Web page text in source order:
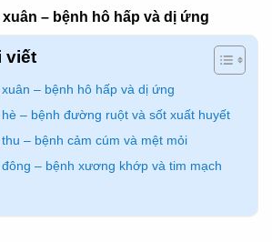
– bệnh hô hấp và dị ứng
viết
– bệnh hô hấp và dị ứng
– bệnh đường ruột và sốt xuất huyết
– bệnh cảm cúm và mệt mỏi
– bệnh xương khớp và tim mạch